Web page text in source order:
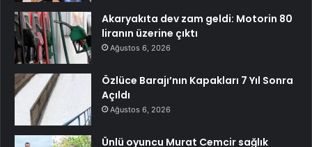
Akaryakıta dev zam geldi: Motorin 80
liranın üzerine çıktı
Ağustos 6, 2026
Özlüce Barajı’nın Kapakları 7 Yıl Sonra
Açıldı
Ağustos 6, 2026
Ünlü oyuncu Murat Cemcir sağlık